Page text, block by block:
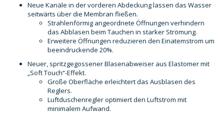
Neue Kanäle in der vorderen Abdeckung lassen das Wasser
seitwärts über die Membran fließen.
Strahlenförmig angeordnete Öffnungen verhindern
das Abblasen beim Tauchen in starker Strömung.
Erweitere Öffnungen reduzieren den Einatemstrom um
beeindruckende 20%.
Neuer, spritzgegossener Blasenabweiser aus Elastomer mit
„Soft Touch“-Effekt.
Große Oberfläche erleichtert das Ausblasen des
Reglers.
Luftduschenregler optimiert den Luftstrom mit
minimalem Aufwand.